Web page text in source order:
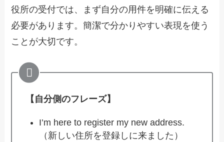
役所の受付では、まず自分の用件を明確に伝える
必要があります。簡潔で分かりやすい表現を使う
ことが大切です。
【自分側のフレーズ】
I’m here to register my new address.
（新しい住所を登録しに来ました）